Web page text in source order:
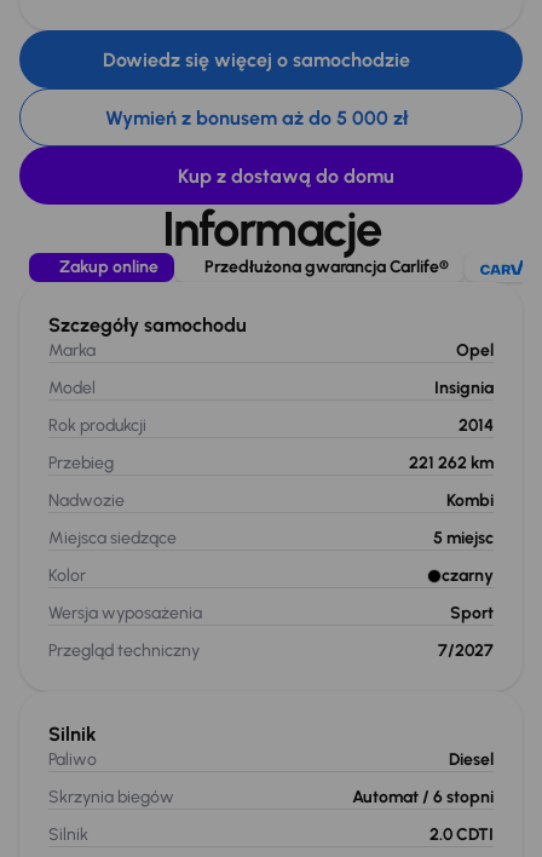
Dowiedz się więcej o samochodzie
Wymień z bonusem aż do 5 000 zł
Kup z dostawą do domu
Informacje
Zakup online Przedłużona gwarancja Carlife®
Szczegóły samochodu
Marka
Opel
Model
Insignia
Rok produkcji
2014
Przebieg
221 262 km
Nadwozie
Kombi
Miejsca siedzące
5 miejsc
Kolor
czarny
Wersja wyposażenia
Sport
Przegląd techniczny
7/2027
Silnik
Paliwo
Diesel
Skrzynia biegów
Automat / 6 stopni
Silnik
2.0 CDTI